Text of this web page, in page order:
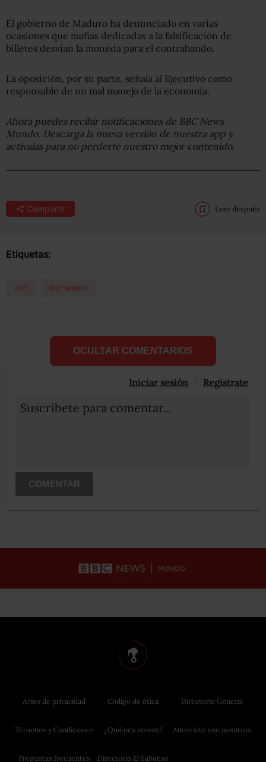
El gobierno de Maduro ha denunciado en varias
ocasiones que mafias dedicadas a la falsificación de
billetes desvían la moneda para el contrabando.
La oposición, por su parte, señala al Ejecutivo como
responsable de un mal manejo de la economía.
Ahora puedes recibir notificaciones de BBCNews
Mundo. Descarga la nueva versión de nuestra app y
actívalas para no perderte nuestro mejor contenido.
Compartir Leer después
Etiquetas:
BBC BBC MUNDO
OCULTAR COMENTARIOS
Iniciar sesión Registrate
Suscribete para comentar...
COMENTAR
Aviso de privacidad
Términos y Condiciones
Preguntas frecuentes
Código de ética
¿Quiénes somos?
Directorio El Sabueso
Directorio General
Anúnciate con nosotros